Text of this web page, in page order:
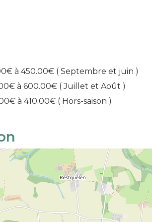
à 450.00€ ( Septembre et juin )
à 600.00€ ( Juillet et Août )
à 410.00€ ( Hors-saison )